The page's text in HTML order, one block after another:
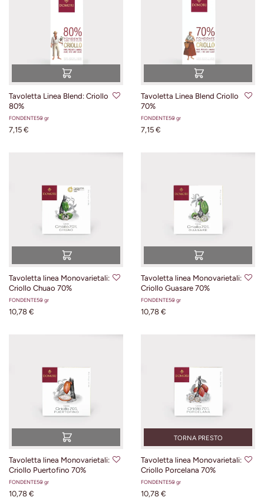
Tavoletta Linea Blend: Criollo
80%
FONDENTE50 gr
7,15 €
Tavoletta Linea Blend Criollo
70%
FONDENTE50 gr
7,15 €
Tavoletta linea Monovarietali:
Criollo Chuao 70%
FONDENTE50 gr
10,78 €
Tavoletta linea Monovarietali:
Criollo Guasare 70%
FONDENTE50 gr
10,78 €
Tavoletta linea Monovarietali:
Criollo Puertofino 70%
FONDENTE50 gr
10,78 €
TORNA PRESTO
Tavoletta linea Monovarietali:
Criollo Porcelana 70%
FONDENTE50 gr
10,78 €